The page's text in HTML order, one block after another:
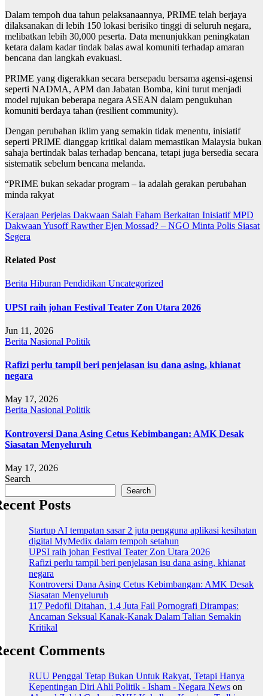
Dalam tempoh dua tahun pelaksanaannya, PRIME telah berjaya
dilaksanakan di lebih 150 lokasi berisiko tinggi di seluruh negara,
melibatkan lebih 30,000 peserta. Data menunjukkan peningkatan
ketara dalam kadar tindak balas awal komuniti terhadap amaran
bencana dan langkah evakuasi.
PRIME yang digerakkan secara bersepadu bersama agensi-agensi
seperti NADMA, APM dan Jabatan Bomba, kini turut menjadi
model rujukan beberapa negara ASEAN dalam pengukuhan
komuniti berdaya tahan (resilient community).
Dengan perubahan iklim yang semakin tidak menentu, inisiatif
seperti PRIME dianggap kritikal dalam memastikan Malaysia bukan
sahaja bertindak balas terhadap bencana, tetapi juga bersedia secara
sistematik sebelum bencana melanda.
“PRIME bukan sekadar program – ia adalah gerakan perubahan
minda rakyat
Post
navigation
Kerajaan Perjelas Dakwaan Salah Faham Berkaitan Inisiatif MPD
Dakwaan Yusoff Rawther Ejen Mossad? – NGO Minta Polis Siasat
Segera
Related Post
Berita Hiburan Pendidikan Uncategorized
UPSI raih johan Festival Teater Zon Utara 2026
Jun 11, 2026
Berita Nasional Politik
Rafizi perlu tampil beri penjelasan isu dana asing, khianat
negara
May 17, 2026
Berita Nasional Politik
Kontroversi Dana Asing Cetus Kebimbangan: AMK Desak
Siasatan Menyeluruh
May 17, 2026
Search
Search
Posts
Startup AI tempatan sasar 2 juta pengguna aplikasi kesihatan
digital MyMedix dalam tempoh setahun
UPSI raih johan Festival Teater Zon Utara 2026
Rafizi perlu tampil beri penjelasan isu dana asing, khianat
negara
Kontroversi Dana Asing Cetus Kebimbangan: AMK Desak
Siasatan Menyeluruh
117 Pedofil Ditahan, 1.4 Juta Fail Pornografi Dirampas:
Ancaman Seksual Kanak-Kanak Dalam Talian Semakin
Kritikal
Comments
RUU Penggal Tetap Bukan Untuk Rakyat, Tetapi Hanya
Kepentingan Diri Ahli Politik - Isham - Negara News on